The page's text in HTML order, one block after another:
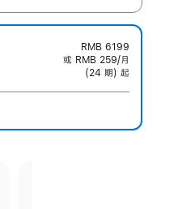
RMB 6199
或 RMB 259/月
(24 期) 起